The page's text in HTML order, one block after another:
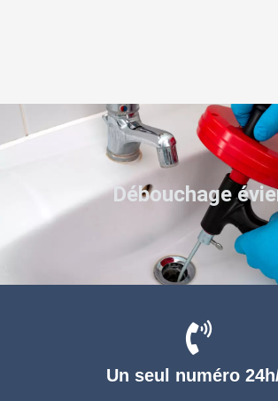
Un seul numéro
Débouchage